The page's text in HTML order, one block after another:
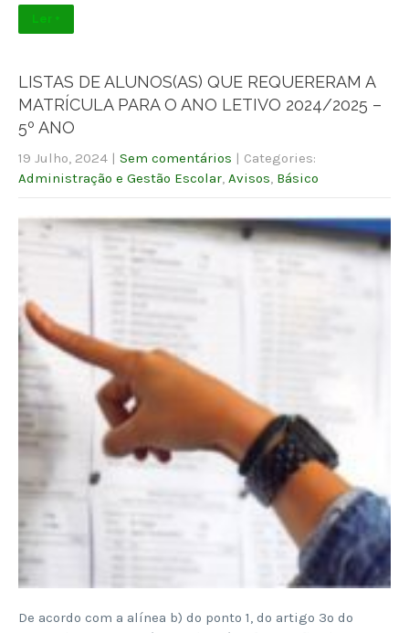
Ler +
LISTAS DE ALUNOS(AS) QUE REQUERERAM A
MATRÍCULA PARA O ANO LETIVO 2024/2025 –
5º ANO
19 Julho, 2024 | Sem comentários | Categories:
Administração e Gestão Escolar, Avisos, Básico
De acordo com a alínea b) do ponto 1, do artigo 3º do